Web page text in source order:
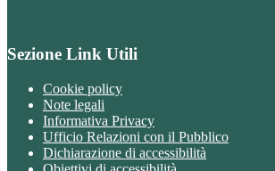
Sezione Link Utili
Cookie policy
Note legali
Informativa Privacy
Ufficio Relazioni con il Pubblico
Dichiarazione di accessibilità